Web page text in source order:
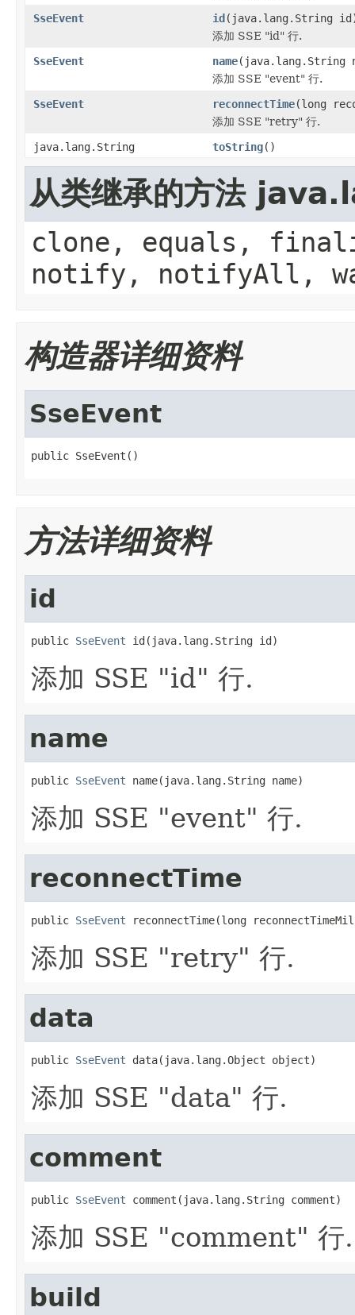
SseEvent
id(java.lang.String
添加 SSE "id" 行.
SseEvent
name(java.lang.String
添加 SSE "event" 行.
SseEvent
reconnectTime(long
添加 SSE "retry" 行.
java.lang.String
toString()
从类继承的方法
clone, equals,
notify, notifyAll,
构造器详细资料
SseEvent
public SseEvent()
方法详细资料
id
public SseEvent id(java.lang.String id)
添加 SSE "id" 行.
name
public SseEvent name(java.lang.String name)
添加 SSE "event" 行.
reconnectTime
public SseEvent reconnectTime(long
添加 SSE "retry" 行.
data
public SseEvent data(java.lang.Object object)
添加 SSE "data" 行.
comment
public SseEvent comment(java.lang.String comment)
添加 SSE "comment" 行.
build